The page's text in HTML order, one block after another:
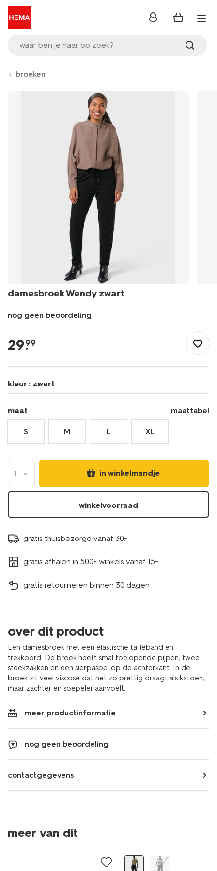
waar ben je naar op zoek?
inloggen
broeken
damesbroek Wendy zwart
nog geen beoordeling
wendy-
-
36208070BLACK.html
29.
99
kleur : zwart
maat maattabel
S M L XL
1 in winkelmandje
winkelvoorraad
gratis thuisbezorgd vanaf 30.-
gratis afhalen in 500+ winkels vanaf 15.-
gratis retourneren binnen 30 dagen
over dit product
Een damesbroek met een elastische tailleband en
trekkoord. De broek heeft smal toelopende pijpen, twee
steekzakken en een sierpaspel op de achterkant. In de
broek zit veel viscose dat net zo prettig draagt als katoen,
maar zachter en soepeler aanvoelt.
meer productinformatie
nog geen beoordeling
contactgegevens
meer van dit